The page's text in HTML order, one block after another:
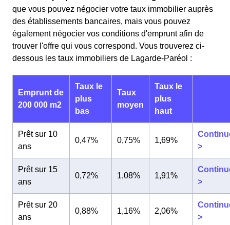
que vous pouvez négocier votre taux immobilier auprès
des établissements bancaires, mais vous pouvez
également négocier vos conditions d'emprunt afin de
trouver l'offre qui vous correspond. Vous trouverez ci-
dessous les taux immobiliers de Lagarde-Paréol :
Emprunt de
200 000 m2
Taux le
plus
bas
Taux
moyen
Taux le
plus
haut
Prêt sur 10
ans
0,47% 0,75% 1,69%
>
Prêt sur 15
ans
0,72% 1,08% 1,91%
>
Prêt sur 20
ans
0,88% 1,16% 2,06%
>